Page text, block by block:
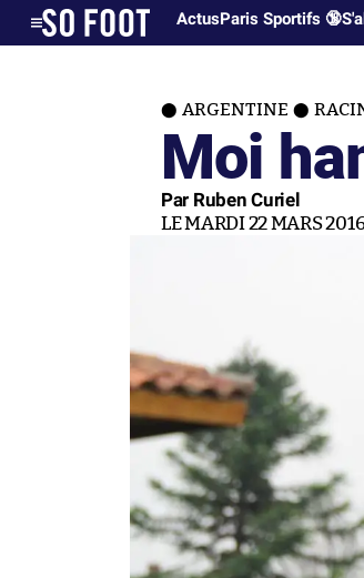
ActusParis Sportifs 🔞
ARGENTINE
Moi
Par Ruben Curiel
LE MARDI 22 MARS